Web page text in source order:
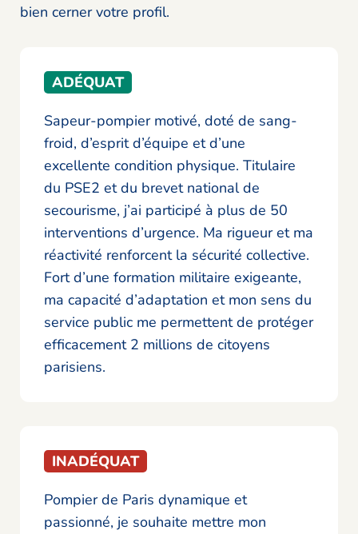
bien cerner votre profil.
ADÉQUAT
Sapeur-pompier motivé, doté de sang-
froid, d’esprit d’équipe et d’une
excellente condition physique. Titulaire
du PSE2 et du brevet national de
secourisme, j’ai participé à plus de 50
interventions d’urgence. Ma rigueur et ma
réactivité renforcent la sécurité collective.
Fort d’une formation militaire exigeante,
ma capacité d’adaptation et mon sens du
service public me permettent de protéger
efficacement 2 millions de citoyens
parisiens.
INADÉQUAT
Pompier de Paris dynamique et
passionné, je souhaite mettre mon